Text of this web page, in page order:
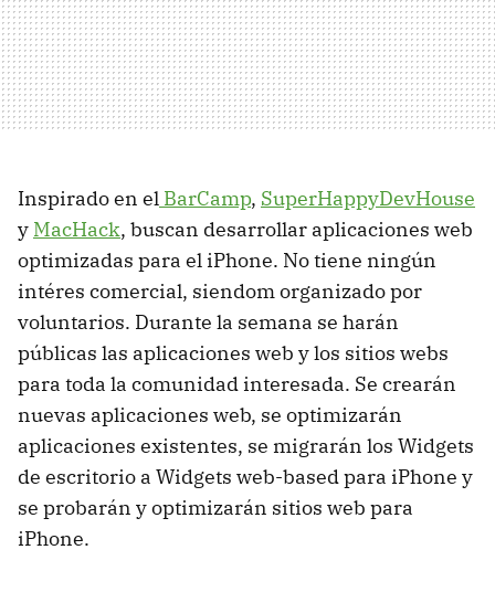
Inspirado en el BarCamp, SuperHappyDevHouse
y MacHack, buscan desarrollar aplicaciones web
optimizadas para el iPhone. No tiene ningún
intéres comercial, siendom organizado por
voluntarios. Durante la semana se harán
públicas las aplicaciones web y los sitios webs
para toda la comunidad interesada. Se crearán
nuevas aplicaciones web, se optimizarán
aplicaciones existentes, se migrarán los Widgets
de escritorio a Widgets web-based para iPhone y
se probarán y optimizarán sitios web para
iPhone.